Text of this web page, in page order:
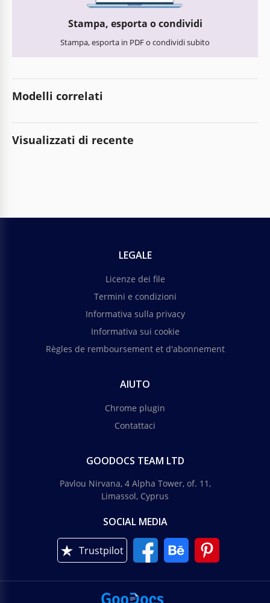
Stampa, esporta o condividi
Stampa, esporta in PDF o condividi subito
Modelli correlati
Visualizzati di recente
LEGALE
Licenze dei file
Termini e condizioni
Informativa sulla privacy
Informativa sui cookie
Règles de remboursement et d'abonnement
AIUTO
Chrome plugin
Contattaci
GOODOCS TEAM LTD
Pavlou Nirvana, 4 Alpha Tower, of. 11,
Limassol, Cyprus
SOCIAL MEDIA
Trustpilot